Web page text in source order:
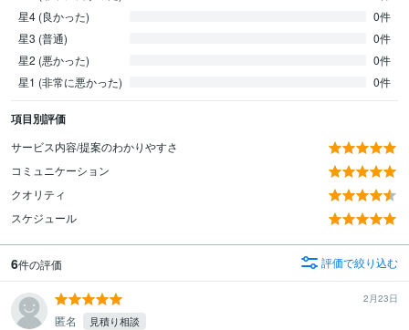
星4 (良かった)
0件
星3 (普通)
0件
星2 (悪かった)
0件
星1 (非常に悪かった)
0件
項目別評価
サービス内容/提案のわかりやすさ
コミュニケーション
クオリティ
スケジュール
6件の評価 評価で絞り込む
2月23日
匿名 見積り相談